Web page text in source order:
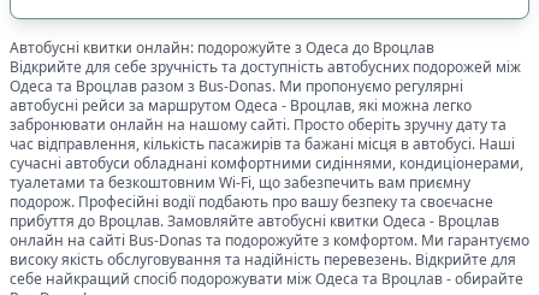
Автобусні квитки онлайн: подорожуйте зОдеса до Вроцлав
Відкрийте для себе зручність та доступність автобусних подорожей між
Одеса та Вроцлав разом з Bus-Donas. Ми пропонуємо регулярні
автобусні рейси за маршрутом Одеса - Вроцлав, які можна легко
забронювати онлайн на нашому сайті. Просто оберіть зручну дату та
час відправлення, кількість пасажирів та бажані місця в автобусі. Наші
сучасні автобуси обладнані комфортними сидіннями, кондиціонерами,
туалетами та безкоштовним Wi-Fi, що забезпечить вам приємну
подорож. Професійні водії подбають про вашу безпеку та своєчасне
прибуття до Вроцлав. Замовляйте автобусні квитки Одеса - Вроцлав
онлайн на сайті Bus-Donas та подорожуйте з комфортом. Ми гарантуємо
високу якість обслуговування та надійність перевезень. Відкрийте для
себе найкращий спосіб подорожувати міжОдеса та Вроцлав- обирайте